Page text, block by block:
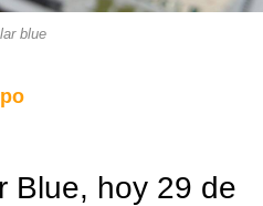
blue
Blue, hoy 29 de